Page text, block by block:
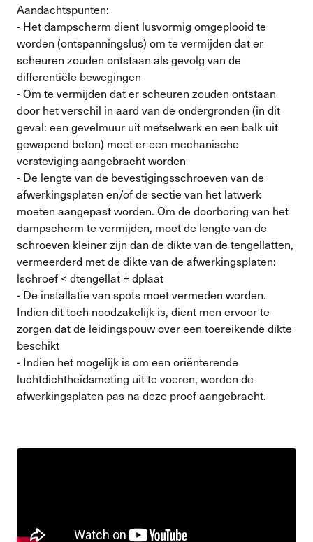
Aandachtspunten:
- Het dampscherm dient lusvormig omgeplooid te
worden (ontspanningslus) om te vermijden dat er
scheuren zouden ontstaan als gevolg van de
differentiële bewegingen
- Om te vermijden dat er scheuren zouden ontstaan
door het verschil in aard van de ondergronden (in dit
geval: een gevelmuur uit metselwerk en een balk uit
gewapend beton) moet er een mechanische
versteviging aangebracht worden
- De lengte van de bevestigingsschroeven van de
afwerkingsplaten en/of de sectie van het latwerk
moeten aangepast worden. Om de doorboring van het
dampscherm te vermijden, moet de lengte van de
schroeven kleiner zijn dan de dikte van de tengellatten,
vermeerderd met de dikte van de afwerkingsplaten:
lschroef < dtengellat + dplaat
- De installatie van spots moet vermeden worden.
Indien dit toch noodzakelijk is, dient men ervoor te
zorgen dat de leidingspouw over een toereikende dikte
beschikt
- Indien het mogelijk is om een oriënterende
luchtdichtheidsmeting uit te voeren, worden de
afwerkingsplaten pas na deze proef aangebracht.